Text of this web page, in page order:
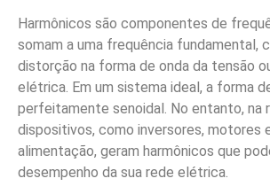
Harmônicos são componentes de
somam a uma frequência fundamental,
distorção na forma de onda da tensão
elétrica. Em um sistema ideal, a forma
perfeitamente senoidal. No entanto, na
dispositivos, como inversores, motores
alimentação, geram harmônicos que
desempenho da sua rede elétrica.